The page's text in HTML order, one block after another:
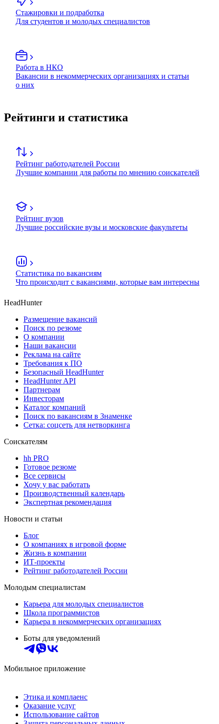
Стажировки и подработка
Для студентов и молодых специалистов
Работа в НКО
Вакансии в некоммерческих организациях и статьи
о них
Рейтинги и статистика
Рейтинг работодателей России
Лучшие компании для работы по мнению соискателей
Рейтинг вузов
Лучшие российские вузы и московские факультеты
Статистика по вакансиям
Что происходит с вакансиями, которые вам интересны
HeadHunter
Размещение вакансий
Поиск по резюме
О компании
Наши вакансии
Реклама на сайте
Требования к ПО
Безопасный HeadHunter
HeadHunter API
Партнерам
Инвесторам
Каталог компаний
Поиск по вакансиям в Знаменке
Сетка: соцсеть для нетворкинга
Соискателям
hh PRO
Готовое резюме
Все сервисы
Хочу у вас работать
Производственный календарь
Экспертная рекомендация
Новости и статьи
Блог
О компаниях в игровой форме
Жизнь в компании
ИТ-проекты
Рейтинг работодателей России
Молодым специалистам
Карьера для молодых специалистов
Школа программистов
Карьера в некоммерческих организациях
Боты для уведомлений
Мобильное приложение
Этика и комплаенс
Оказание услуг
Использование сайтов